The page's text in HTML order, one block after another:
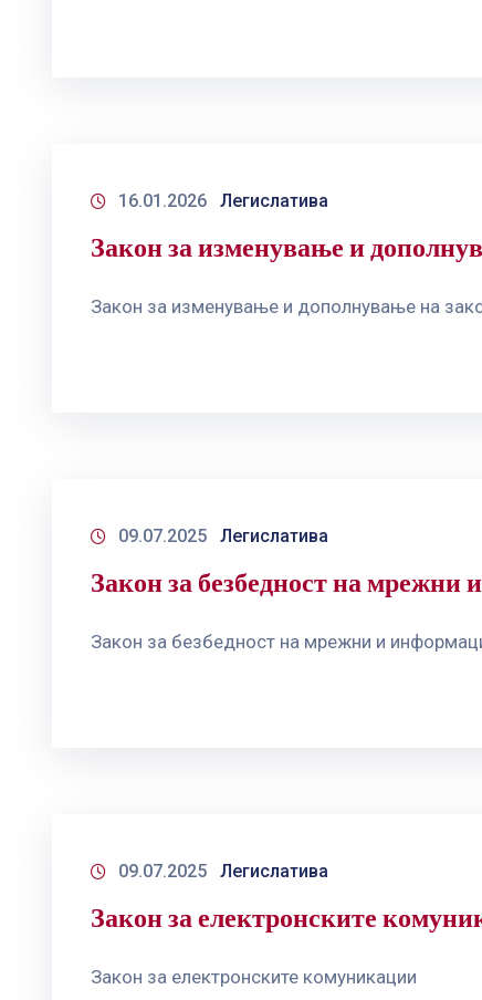
16.01.2026 Легислатива
Закон за изменување и
Закон за изменување и дополнување на
09.07.2025 Легислатива
Закон за безбедност на
Закон за безбедност на мрежни и
09.07.2025 Легислатива
Закон за електронските
Закон за електронските комуникации